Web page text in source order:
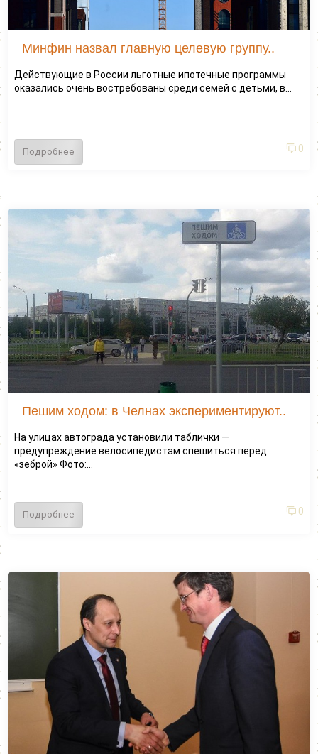
Минфин назвал главную целевую группу..
Действующие в России льготные ипотечные программы
оказались очень востребованы среди семей с детьми, в...
Подробнее 0
Пешим ходом: в Челнах экспериментируют..
На улицах автограда установили таблички —
предупреждение велосипедистам спешиться перед
«зеброй» Фото:...
Подробнее 0